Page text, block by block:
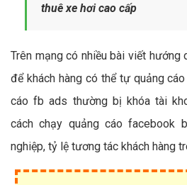
thuê xe hơi cao cấp
Trên mạng có nhiều bài viết hướng
để khách hàng có thể tự quảng
cáo fb ads thường bị khóa tài
cách chạy quảng cáo facebook
nghiệp, tỷ lệ tương tác khách hàng